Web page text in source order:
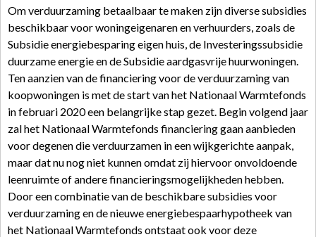
Om verduurzaming betaalbaar te maken zijn diverse subsidies
beschikbaar voor woningeigenaren en verhuurders, zoals de
Subsidie energiebesparing eigen huis, de Investeringssubsidie
duurzame energie en de Subsidie aardgasvrije huurwoningen.
Ten aanzien van de financiering voor de verduurzaming van
koopwoningen is met de start van het Nationaal Warmtefonds
in februari 2020 een belangrijke stap gezet. Begin volgend jaar
zal het Nationaal Warmtefonds financiering gaan aanbieden
voor degenen die verduurzamen in een wijkgerichte aanpak,
maar dat nu nog niet kunnen omdat zij hiervoor onvoldoende
leenruimte of andere financieringsmogelijkheden hebben.
Door een combinatie van de beschikbare subsidies voor
verduurzaming en de nieuwe energiebespaarhypotheek van
het Nationaal Warmtefonds ontstaat ook voor deze